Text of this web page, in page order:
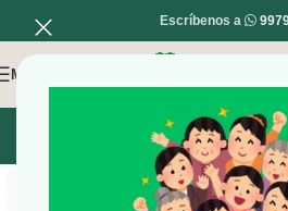
Escríbenos a
MENÚ
INICIO MI COMPRA